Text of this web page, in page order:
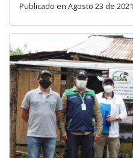
Publicado en Agosto 23 de 2021